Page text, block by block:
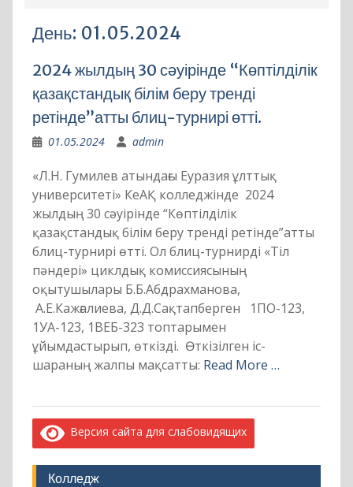
День: 01.05.2024
2024 жылдың 30 сәуірінде “Көптілділік
қазақстандық білім беру тренді
ретінде”атты блиц-турнирі өтті.
01.05.2024 admin
«Л.Н. Гумилев атындағы Еуразия ұлттық
университеті» КеАҚ колледжінде 2024
жылдың 30 сәуірінде “Көптілділік
қазақстандық білім беру тренді ретінде”атты
блиц-турнирі өтті. Ол блиц-турнирді «Тіл
пәндері» циклдық комиссиясының
оқытушылары Б.Б.Абдрахманова,
А.Е.Кажғалиева, Д.Д.Сақтапберген 1ПО-123,
1УА-123, 1ВЕБ-323 топтарымен
ұйымдастырып, өткізді. Өткізілген іс-
шараның жалпы мақсатты: Read More …
Версия сайта для слабовидящих
Колледж